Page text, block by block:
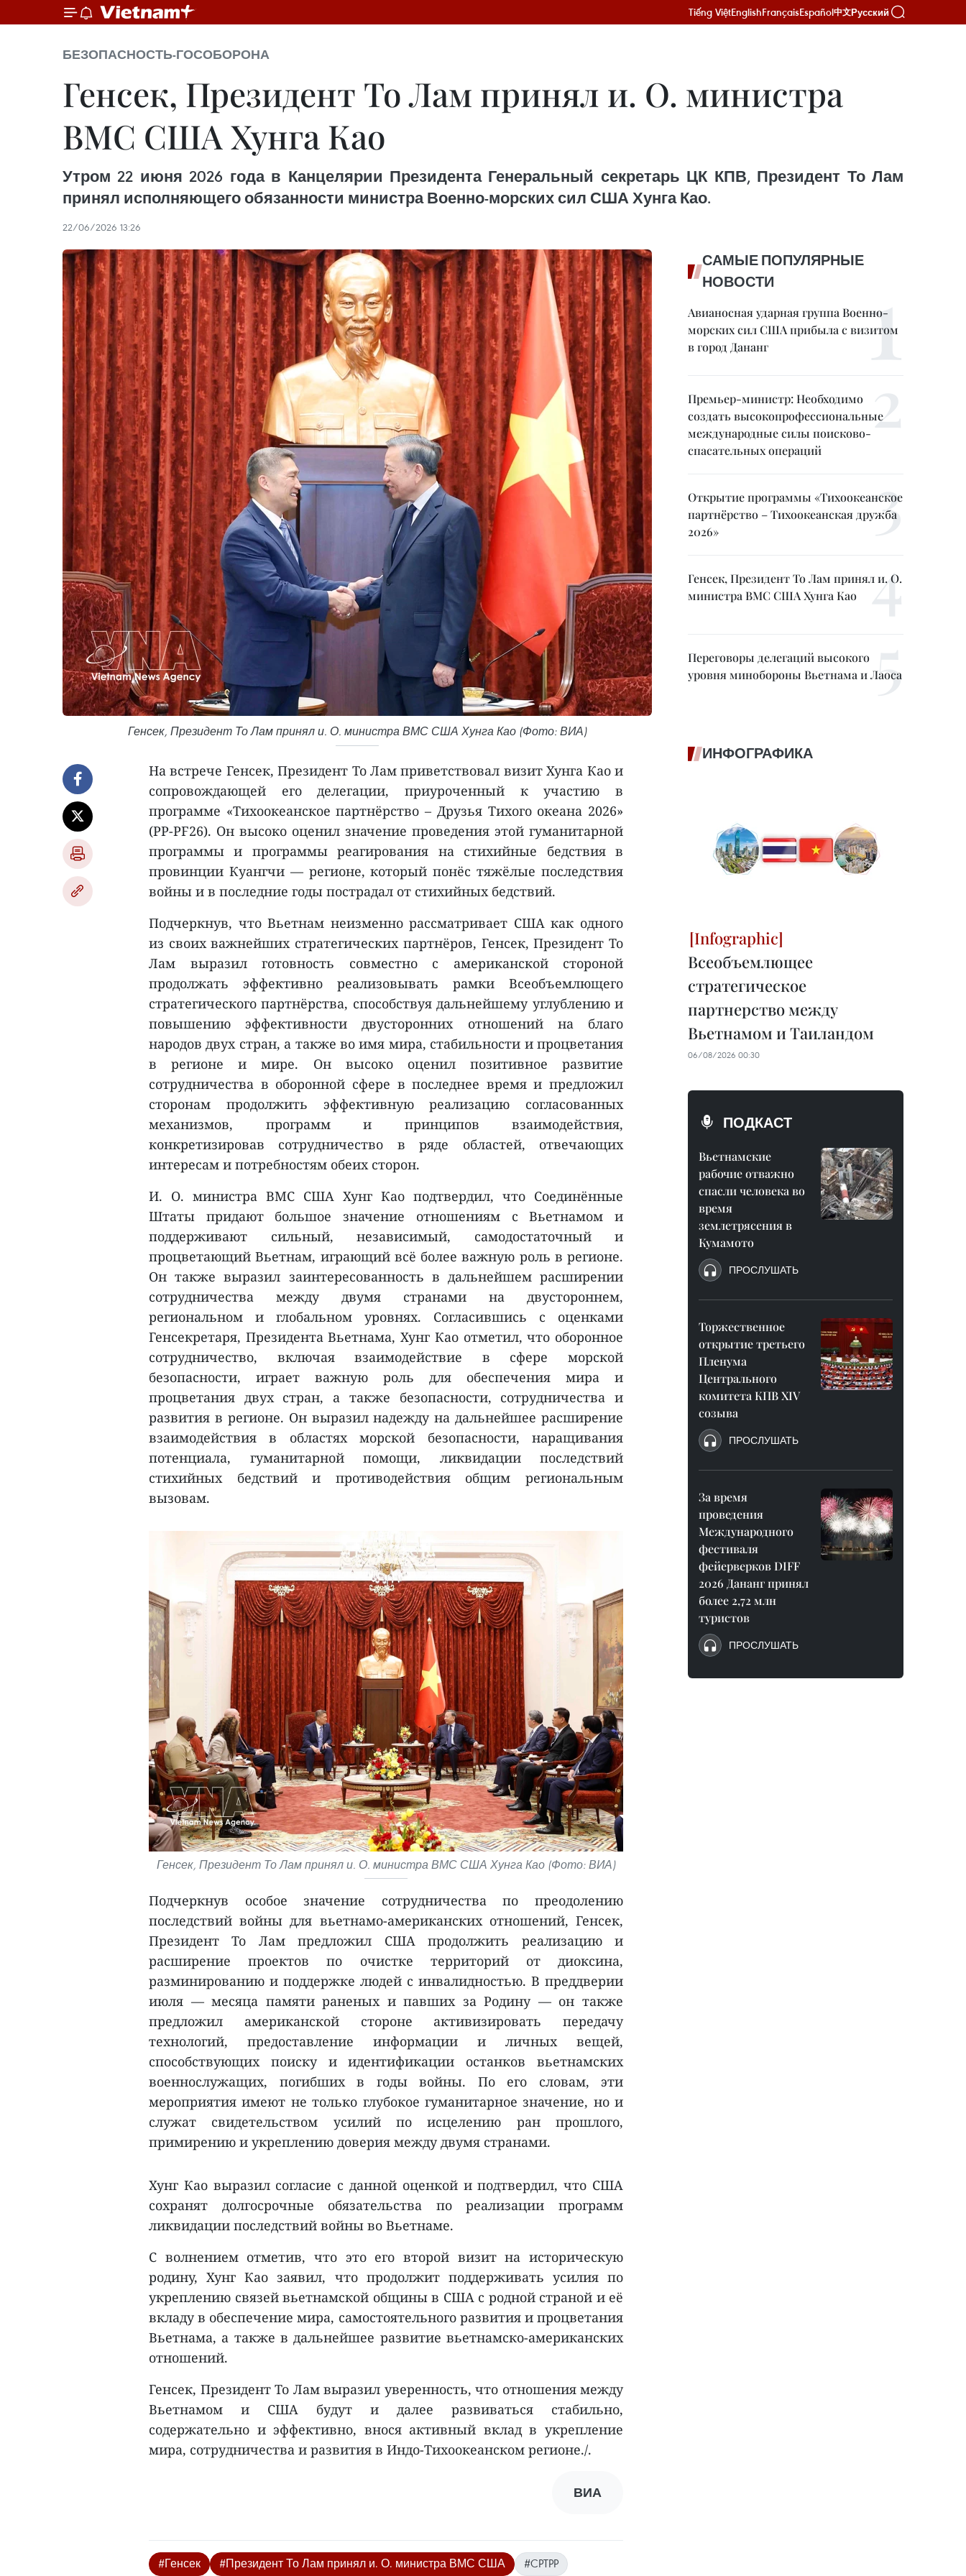
Tiếng ViệtEnglishFrançaisEspañol中文Русский
БЕЗОПАСНОСТЬ-ГОСОБОРОНА
Генсек, Президент То Лам принял и. О. министра
ВМС США Хунга Као
Утром 22 июня 2026 года в Канцелярии Президента Генеральный секретарь ЦК КПВ, Президент То Лам
принял исполняющего обязанности министра Военно-морских сил США Хунга Као.
22/06/2026 13:26
Генсек, Президент То Лам принял и. О. министра ВМС США Хунга Као (Фото: ВИА)
На встрече Генсек, Президент То Лам приветствовал визит Хунга Као и
сопровождающей его делегации, приуроченный к участию в
программе «Тихоокеанское партнёрство – Друзья Тихого океана 2026»
(PP-PF26). Он высоко оценил значение проведения этой гуманитарной
программы и программы реагирования на стихийные бедствия в
провинции Куангчи — регионе, который понёс тяжёлые последствия
войны и в последние годы пострадал от стихийных бедствий.
Подчеркнув, что Вьетнам неизменно рассматривает США как одного
из своих важнейших стратегических партнёров, Генсек, Президент То
Лам выразил готовность совместно с американской стороной
продолжать эффективно реализовывать рамки Всеобъемлющего
стратегического партнёрства, способствуя дальнейшему углублению и
повышению эффективности двусторонних отношений на благо
народов двух стран, а также во имя мира, стабильности и процветания
в регионе и мире. Он высоко оценил позитивное развитие
сотрудничества в оборонной сфере в последнее время и предложил
сторонам продолжить эффективную реализацию согласованных
механизмов, программ и принципов взаимодействия,
конкретизировав сотрудничество в ряде областей, отвечающих
интересам и потребностям обеих сторон.
И. О. министра ВМС США Хунг Као подтвердил, что Соединённые
Штаты придают большое значение отношениям с Вьетнамом и
поддерживают сильный, независимый, самодостаточный и
процветающий Вьетнам, играющий всё более важную роль в регионе.
Он также выразил заинтересованность в дальнейшем расширении
сотрудничества между двумя странами на двустороннем,
региональном и глобальном уровнях. Согласившись с оценками
Генсекретаря, Президента Вьетнама, Хунг Као отметил, что оборонное
сотрудничество, включая взаимодействие в сфере морской
безопасности, играет важную роль для обеспечения мира и
процветания двух стран, а также безопасности, сотрудничества и
развития в регионе. Он выразил надежду на дальнейшее расширение
взаимодействия в областях морской безопасности, наращивания
потенциала, гуманитарной помощи, ликвидации последствий
стихийных бедствий и противодействия общим региональным
вызовам.
Генсек, Президент То Лам принял и. О. министра ВМС США Хунга Као (Фото: ВИА)
Подчеркнув особое значение сотрудничества по преодолению
последствий войны для вьетнамо-американских отношений, Генсек,
Президент То Лам предложил США продолжить реализацию и
расширение проектов по очистке территорий от диоксина,
разминированию и поддержке людей с инвалидностью. В преддверии
июля — месяца памяти раненых и павших за Родину — он также
предложил американской стороне активизировать передачу
технологий, предоставление информации и личных вещей,
способствующих поиску и идентификации останков вьетнамских
военнослужащих, погибших в годы войны. По его словам, эти
мероприятия имеют не только глубокое гуманитарное значение, но и
служат свидетельством усилий по исцелению ран прошлого,
примирению и укреплению доверия между двумя странами.
Хунг Као выразил согласие с данной оценкой и подтвердил, что США
сохранят долгосрочные обязательства по реализации программ
ликвидации последствий войны во Вьетнаме.
С волнением отметив, что это его второй визит на историческую
родину, Хунг Као заявил, что продолжит поддерживать усилия по
укреплению связей вьетнамской общины в США с родной страной и её
вкладу в обеспечение мира, самостоятельного развития и процветания
Вьетнама, а также в дальнейшее развитие вьетнамско-американских
отношений.
Генсек, Президент То Лам выразил уверенность, что отношения между
Вьетнамом и США будут и далее развиваться стабильно,
содержательно и эффективно, внося активный вклад в укрепление
мира, сотрудничества и развития в Индо-Тихоокеанском регионе./.
ВИА
#Генсек #Президент То Лам принял и. О. министра ВМС США #CPTPP
САМЫЕ ПОПУЛЯРНЫЕ
НОВОСТИ
Авианосная ударная группа Военно-
морских сил США прибыла с визитом
в город Дананг
Премьер-министр: Необходимо
создать высокопрофессиональные
международные силы поисково-
спасательных операций
Открытие программы «Тихоокеанское
партнёрство – Тихоокеанская дружба
2026»
Генсек, Президент То Лам принял и. О.
министра ВМС США Хунга Као
Переговоры делегаций высокого
уровня минобороны Вьетнама и Лаоса
ИНФОГРАФИКА
Всеобъемлющее
стратегическое
партнерство между
Вьетнамом и Таиландом
06/08/2026 00:30
ПОДКАСТ
Вьетнамские
рабочие отважно
спасли человека во
время
землетрясения в
Кумамото
ПРОСЛУШАТЬ
Торжественное
открытие третьего
Пленума
Центрального
комитета КПВ XIV
созыва
ПРОСЛУШАТЬ
За время
проведения
Международного
фестиваля
фейерверков DIFF
2026 Дананг принял
более 2,72 млн
туристов
ПРОСЛУШАТЬ